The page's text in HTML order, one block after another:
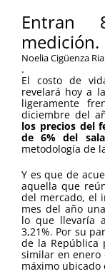
Entran
medición.
Noelia Cigüenza
.
El costo de
revelará hoy a
ligeramente
diciembre del
los precios del
de 6% del
metodología de
Y es que de
aquella que
del mercado, el
mes del año
lo que llevaría
3,21%. Por su
de la República
similar en enero
máximo ubicado